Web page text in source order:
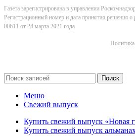
Газета зарегистрирована в управлении
Регистрационный номер и дата принятия решения
00611 от 24 марта 2021 года
Поиск
Меню
Свежий выпуск
Купить свежий выпуск «Новая
Купить свежий выпуск